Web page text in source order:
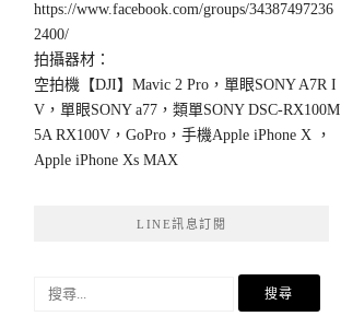
https://www.facebook.com/groups/34387497236
2400/
拍攝器材：
空拍機【DJI】Mavic 2 Pro，單眼SONY A7R I
V，單眼SONY a77，類單SONY DSC-RX100M
5A RX100V，GoPro，手機Apple iPhone X ，
Apple iPhone Xs MAX
LINE訊息訂閱
搜